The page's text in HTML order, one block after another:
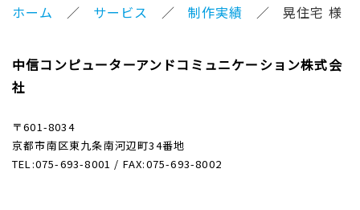
ホーム サービス 制作実績 晃住宅 様
中信コンピューターアンドコミュニケーション株式会
社
〒601-8034
京都市南区東九条南河辺町34番地
TEL:075-693-8001 / FAX:075-693-8002